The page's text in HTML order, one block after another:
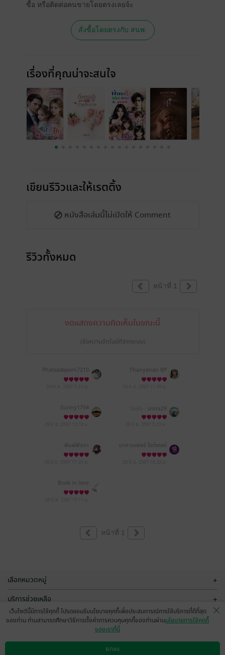
ซื้อ หรือติดต่อคนขายโดยตรงเลยจ้ะ
สั่งซื้อโดยตรงกับ สนพ.
เรื่องที่คุณน่าจะสนใจ
เขียนรีวิวและให้เรตติ้ง
หนังสือเล่มนี้ไม่เปิดให้ Comment
รีวิวทั้งหมด
หน้าที่ 1
งดแสดงความคิดเห็นในขณะนี้
(ข้อความอัตโนมัติจากระบบ)
Phatsadaporn7210 Thanyanan BP
Sunny1754 sisira29
พิมพ์พิรดา มาดามเฟอร์ ไรต์เตอร์
Book in love
หน้าที่ 1
เลือกหมวดหมู่ +
บริการช่วยเหลือ +
เกี่ยวกับเรา
เว็บไซต์นี้มีการใช้คุกกี้ โปรดยอมรับนโยบายคุกกี้เพื่อประสบการณ์การใช้บริการที่ดีที่สุด
ของท่าน ท่านสามารถศึกษาวิธีการตั้งค่าการควบคุมคุกกี้ของท่านผ่านนโยบายการใช้คุกกี้
ของเราที่นี่
ตกลง